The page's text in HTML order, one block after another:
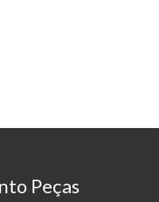
Peças